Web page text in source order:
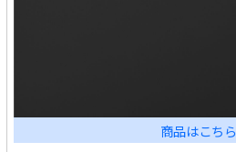
商品はこちら